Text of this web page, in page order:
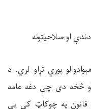
او صلاحیتونه
پورې تړاو لري، د
څخه دی چې دغه عامه
په چوکاټ کې يې